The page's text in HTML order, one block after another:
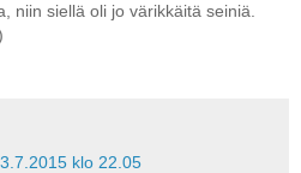
niin siellä oli jo värikkäitä seiniä.
klo 22.05